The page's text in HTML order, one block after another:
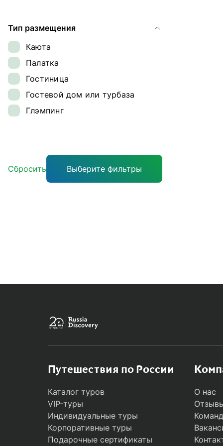
Тип размещения
Каюта
Палатка
Гостиница
Гостевой дом или турбаза
Глэмпинг
Сбросить Выберите фильтры
Путешествия по России
Каталог туров
VIP-туры
Индивидуальные туры
Корпоративные туры
Подарочные сертификаты
О нас